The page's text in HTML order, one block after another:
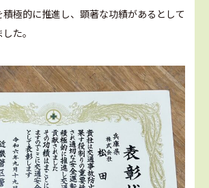
極的に推進し、顕著な功績があるとして
た。